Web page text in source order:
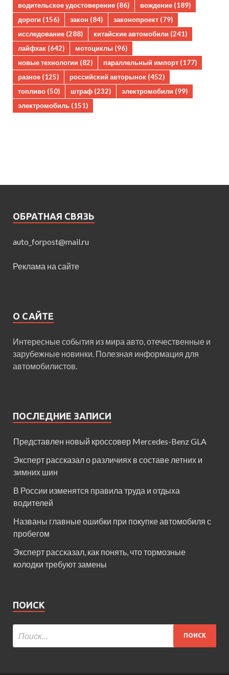
водительское удостоверение (86) вождение (189)
дороги (156) закон (84) законопроект (79)
исследование (288) китайские автомобили (241)
лайфхак (642) мотоциклы (96)
новые технологии (82) параллельный импорт (177)
разное (125) российский авторынок (452)
топливо (50) штраф (232) электромобили (99)
электромобиль (151)
ОБРАТНАЯ СВЯЗЬ
auto_forpost@mail.ru
Реклама на сайте
О САЙТЕ
Интересные события из мира авто, отечественные и
зарубежные новинки. Полезная информация для
автомобилистов.
ПОСЛЕДНИЕ ЗАПИСИ
Представлен новый кроссовер Mercedes-Benz GLA
Эксперт рассказал о различиях в составе летних и
зимних шин
В России изменятся правила труда и отдыха
водителей
Названы главные ошибки при покупке автомобиля с
пробегом
Эксперт рассказал, как понять, что тормозные
колодки требуют замены
ПОИСК